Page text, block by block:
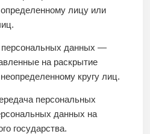
лицу или
персональных данных —
на раскрытие
кругу лиц.
персональных
данных на
государства.